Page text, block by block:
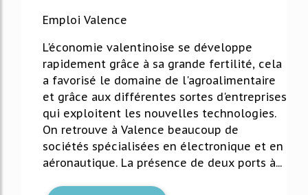
Emploi Valence
L'économie valentinoise se développe
rapidement grâce à sa grande fertilité, cela
a favorisé le domaine de l'agroalimentaire
et grâce aux différentes sortes d'entreprises
qui exploitent les nouvelles technologies.
On retrouve à Valence beaucoup de
sociétés spécialisées en électronique et en
aéronautique. La présence de deux ports à...